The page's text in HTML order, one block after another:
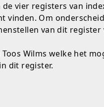
vier registers van
vinden. Om
van dit
Wilms welke het
dit register.